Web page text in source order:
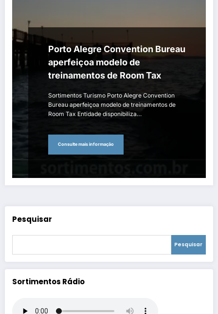
Porto Alegre Convention Bureau
aperfeiçoa modelo de
treinamentos de Room Tax
Sortimentos Turismo Porto Alegre Convention
Bureau aperfeiçoa modelo de treinamentos de
Room Tax Entidade disponibiliza…
Consulte mais informação
Pesquisar
Pesquisar
Sortimentos Rádio